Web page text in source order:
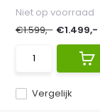
Vergelijk
Niet op voorraad
€1.599,- €1.499,-